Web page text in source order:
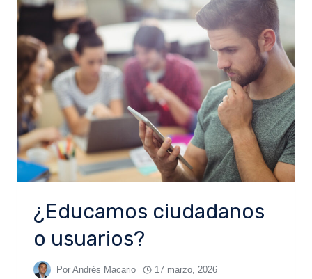
¿Educamos ciudadanos
o usuarios?
Por Andrés Macario 17 marzo, 2026